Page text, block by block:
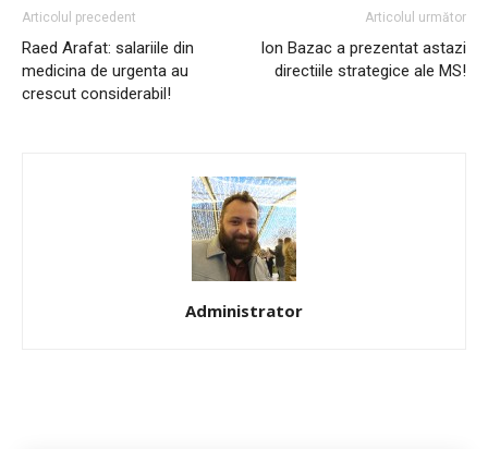
Articolul precedent
Raed Arafat: salariile din
medicina de urgenta au
crescut considerabil!
Articolul următor
Ion Bazac a prezentat astazi
directiile strategice ale MS!
Administrator